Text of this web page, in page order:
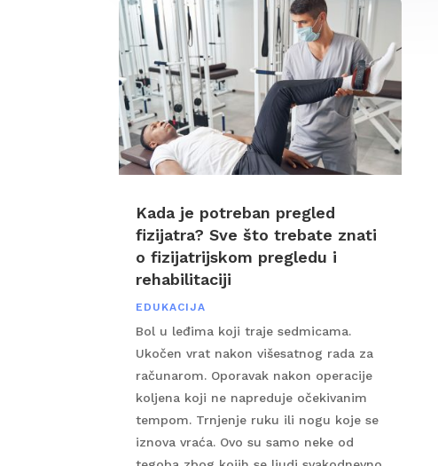
Kada je potreban pregled
fizijatra? Sve što trebate znati
o fizijatrijskom pregledu i
rehabilitaciji
EDUKACIJA
Bol u leđima koji traje sedmicama.
Ukočen vrat nakon višesatnog rada za
računarom. Oporavak nakon operacije
koljena koji ne napreduje očekivanim
tempom. Trnjenje ruku ili nogu koje se
iznova vraća. Ovo su samo neke od